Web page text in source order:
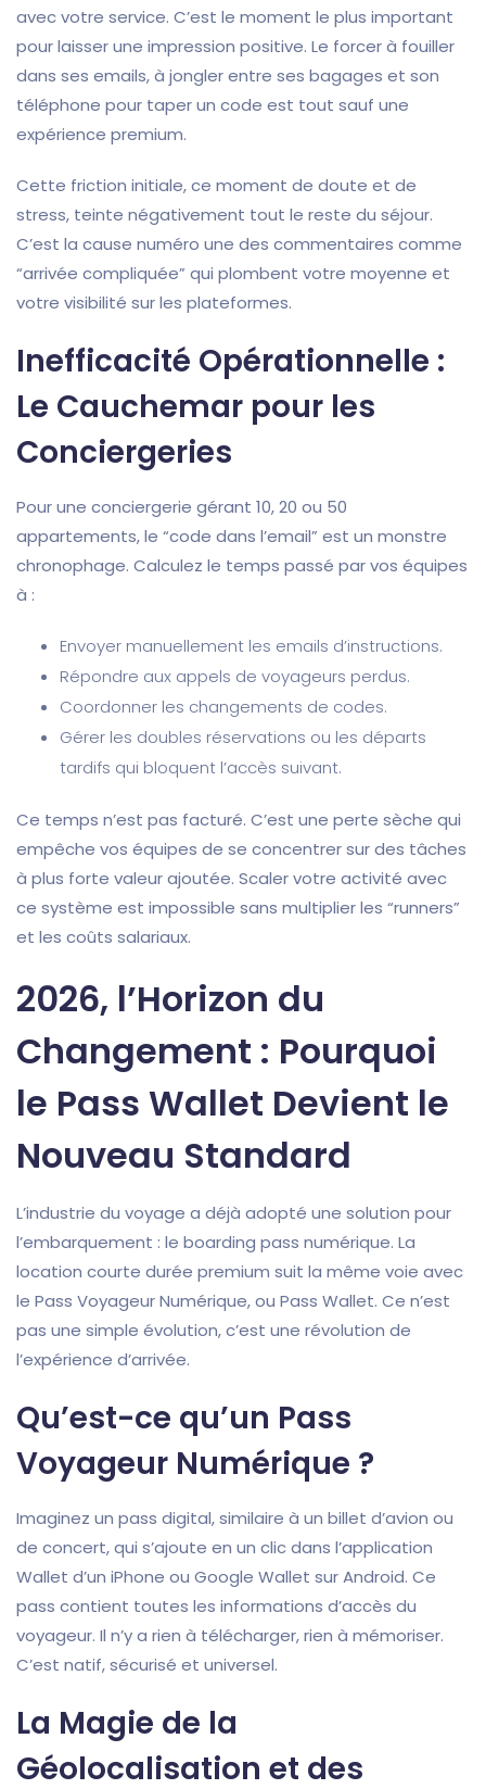
avec votre service. C’est le moment le plus important
pour laisser une impression positive. Le forcer à fouiller
dans ses emails, à jongler entre ses bagages et son
téléphone pour taper un code est tout sauf une
expérience premium.
Cette friction initiale, ce moment de doute et de
stress, teinte négativement tout le reste du séjour.
C’est la cause numéro une des commentaires comme
“arrivée compliquée” qui plombent votre moyenne et
votre visibilité sur les plateformes.
Inefficacité Opérationnelle :
Le Cauchemar pour les
Conciergeries
Pour une conciergerie gérant 10, 20 ou 50
appartements, le “code dans l’email” est un monstre
chronophage. Calculez le temps passé par vos équipes
à :
Envoyer manuellement les emails d’instructions.
Répondre aux appels de voyageurs perdus.
Coordonner les changements de codes.
Gérer les doubles réservations ou les départs
tardifs qui bloquent l’accès suivant.
Ce temps n’est pas facturé. C’est une perte sèche qui
empêche vos équipes de se concentrer sur des tâches
à plus forte valeur ajoutée. Scaler votre activité avec
ce système est impossible sans multiplier les “runners”
et les coûts salariaux.
2026, l’Horizon du
Changement : Pourquoi
le Pass Wallet Devient le
Nouveau Standard
L’industrie du voyage a déjà adopté une solution pour
l’embarquement : le boarding pass numérique. La
location courte durée premium suit la même voie avec
le Pass Voyageur Numérique, ou Pass Wallet. Ce n’est
pas une simple évolution, c’est une révolution de
l’expérience d’arrivée.
Qu’est-ce qu’un Pass
Voyageur Numérique ?
Imaginez un pass digital, similaire à un billet d’avion ou
de concert, qui s’ajoute en un clic dans l’application
Wallet d’un iPhone ou Google Wallet sur Android. Ce
pass contient toutes les informations d’accès du
voyageur. Il n’y a rien à télécharger, rien à mémoriser.
C’est natif, sécurisé et universel.
La Magie de la
Géolocalisation et des